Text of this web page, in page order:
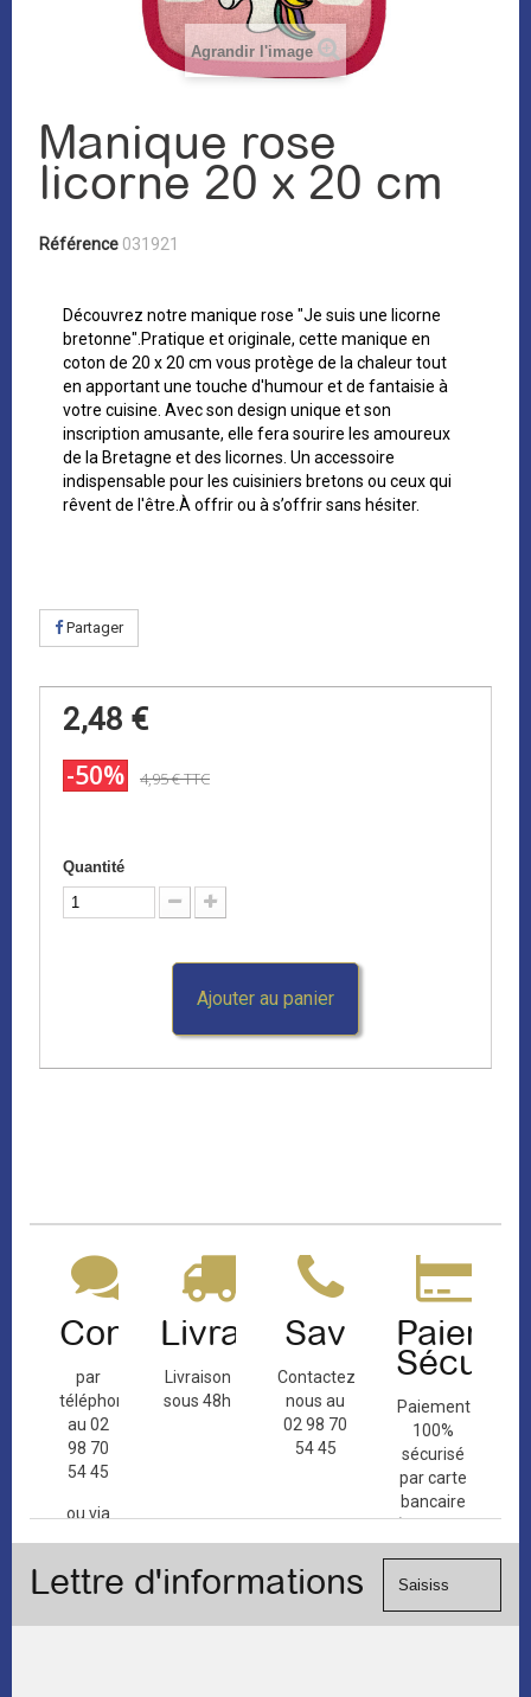
Agrandir l'image
Manique rose
licorne 20 x 20 cm
Référence 031921
Découvrez notre manique rose "Je suis une licorne
bretonne".Pratique et originale, cette manique en
coton de 20 x 20 cm vous protège de la chaleur tout
en apportant une touche d'humour et de fantaisie à
votre cuisine. Avec son design unique et son
inscription amusante, elle fera sourire les amoureux
de la Bretagne et des licornes. Un accessoire
indispensable pour les cuisiniers bretons ou ceux qui
rêvent de l'être.À offrir ou à s’offrir sans hésiter.
Partager
2,48 €
-50% 4,95 €TTC
Quantité
Ajouter au panier
Contact
par
téléphone
au 02
98 70
54 45
ou via
de
Livraison
Livraison
sous 48h
Sav
Contactez-
nous au
02 98 70
54 45
Paiement
100%
sécurisé
par carte
bancaire
(Mastercard,
Visa, ...) et
Lettre d'informations